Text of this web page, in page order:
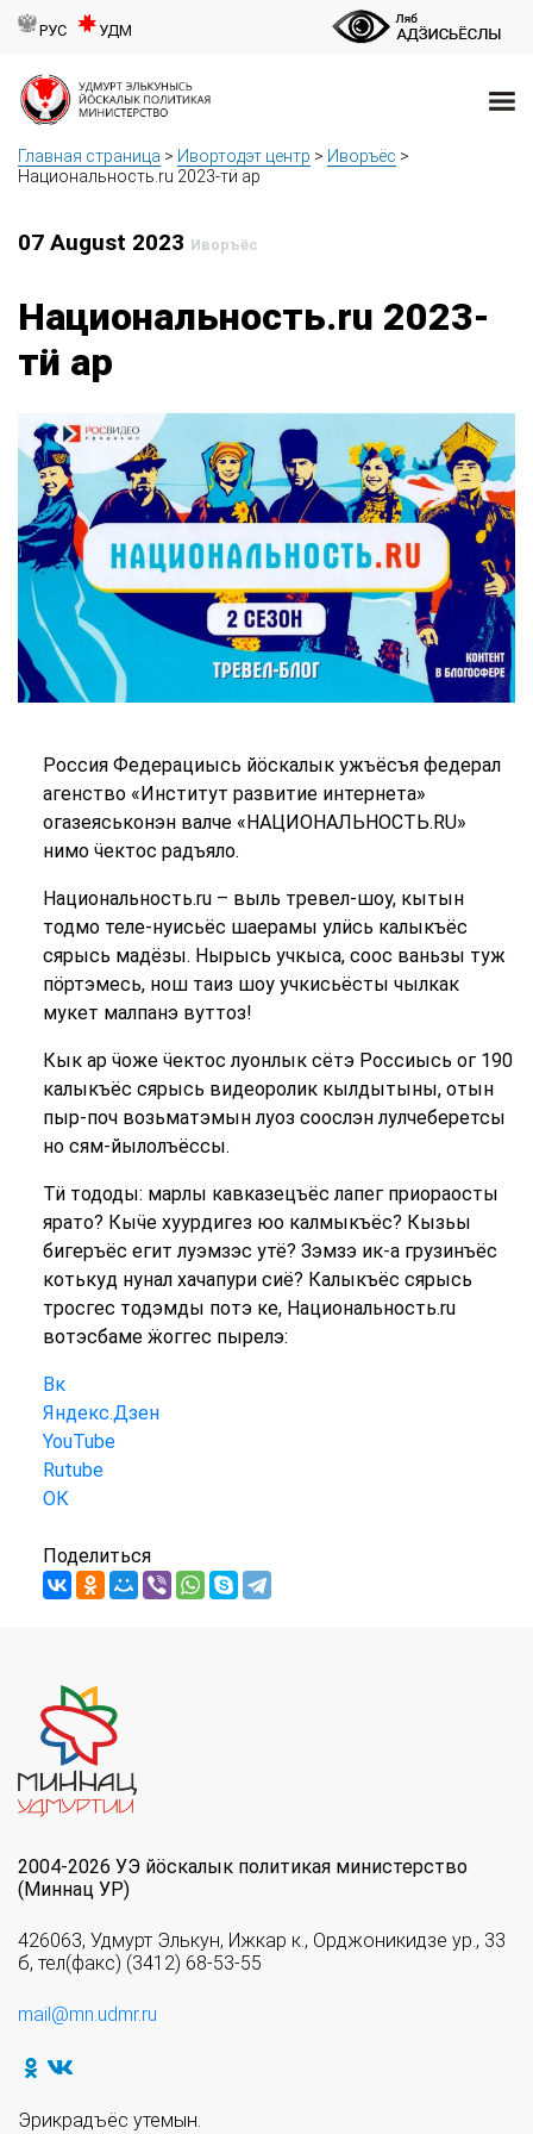
РУС УДМ
Главная страница > Ивортодэт центр > Иворъёс >
Национальность.ru 2023-тӥ ар
07 August 2023 Иворъёс
Национальность.ru 2023-
тӥ ар
Россия Федерациысь йӧскалык ужъёсъя федерал
агенство «Институт развитие интернета»
огазеяськонэн валче «НАЦИОНАЛЬНОСТЬ.RU»
нимо ӵектос радъяло.
Национальность.ru – выль тревел-шоу, кытын
тодмо теле-нуисьёс шаерамы улӥсь калыкъёс
сярысь мадёзы. Нырысь учкыса, соос ваньзы туж
пӧртэмесь, нош таиз шоу учкисьёсты чылкак
мукет малпанэ вуттоз!
Кык ар ӵоже ӵектос луонлык сётэ Россиысь ог 190
калыкъёс сярысь видеоролик кылдытыны, отын
пыр-поч возьматэмын луоз соослэн лулчеберетсы
но сям-йылолъёссы.
Тӥ тододы: марлы кавказецъёс лапег приораосты
ярато? Кыӵе хуурдигез юо калмыкъёс? Кызьы
бигеръёс егит луэмзэс утё? Зэмзэ ик-а грузинъёс
котькуд нунал хачапури сиё? Калыкъёс сярысь
тросгес тодэмды потэ ке, Национальность.ru
вотэсбаме ӝоггес пырелэ:
Вк
Яндекс.Дзен
YouTube
Rutube
ОК
Поделиться
2004-2026 УЭ йöскалык политикая министерство
(Миннац УР)
426063, Удмурт Элькун, Ижкар к., Орджоникидзе ур., 33
б, тел(факс) (3412) 68-53-55
mail@mn.udmr.ru
Эрикрадъёс утемын.